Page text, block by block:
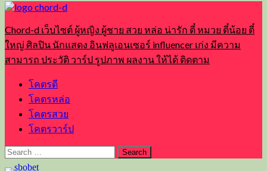
Primary
Chord-d เว็บไซต์ ผู้หญิง ผู้ชาย สวย หล่อ น่ารัก ตี๋ หมวย ตี๋น้อย ตี๋
ใหญ่ ศิลปิน นักแสดง อินฟลูเอนเซอร์ influencer เก่ง มีความ
สามารถ ประวัติ วาร์ป รูปภาพ ผลงาน ให้ได้ ติดตาม
โคตรดี
โคตรหล่อ
โคตรสวย
โคตรวาร์ป
Search
for: